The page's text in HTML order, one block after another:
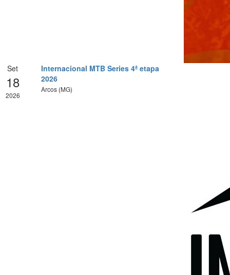
Set
18
2026
Internacional MTB Series 4ª etapa
2026
Arcos (MG)